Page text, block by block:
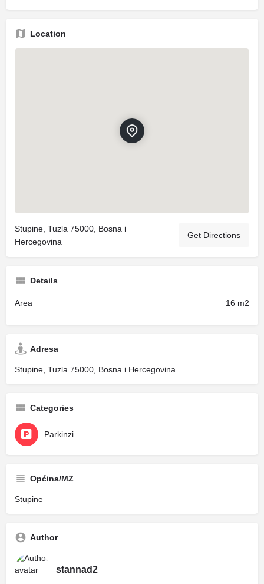
Location
Stupine, Tuzla 75000, Bosna i
Hercegovina
Get Directions
Details
Area 16 m2
Adresa
Stupine, Tuzla 75000, Bosna i Hercegovina
Categories
Parkinzi
Općina/MZ
Stupine
Author
stannad2